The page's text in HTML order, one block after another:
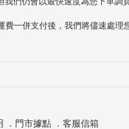
一併支付後，我們將儘速處理
． 門市據點． 客服信箱